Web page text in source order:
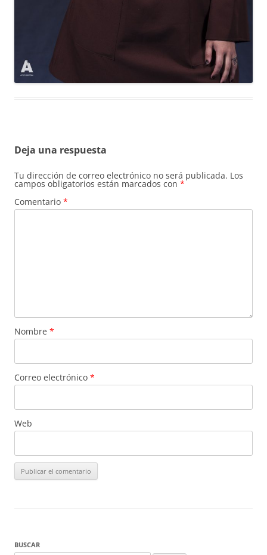
Deja una respuesta
Tu dirección de correo electrónico no será publicada. Los
campos obligatorios están marcados con *
Comentario *
Nombre *
Correo electrónico *
Web
BUSCAR